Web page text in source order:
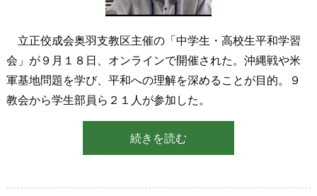
立正佼成会奥羽支教区主催の「中学生・高校生平和学習
会」が９月１８日、オンラインで開催された。沖縄戦や米
軍基地問題を学び、平和への理解を深めることが目的。９
教会から学生部員ら２１人が参加した。
続きを読む